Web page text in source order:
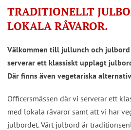
TRADITIONELLT
LOKALA RÅVAROR.
Välkommen till jullunch och julbord
serverar ett klassiskt upplagt
Där finns även vegetariska
Officersmässen där vi serverar ett
med lokala råvaror samt att vi har
julbordet. Vårt julbord är